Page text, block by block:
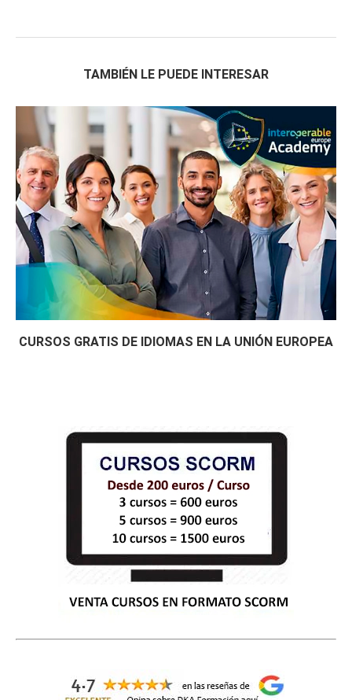
TAMBIÉN LE PUEDE INTERESAR
CURSOS GRATIS DE IDIOMAS EN LA UNIÓN EUROPEA